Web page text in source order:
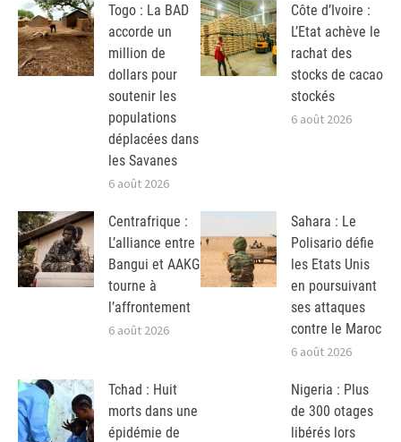
Togo : La BAD
accorde un
million de
dollars pour
soutenir les
populations
déplacées dans
les Savanes
6 août 2026
Côte d’Ivoire :
L’Etat achève le
rachat des
stocks de cacao
stockés
6 août 2026
Centrafrique :
L’alliance entre
Bangui et AAKG
tourne à
l’affrontement
6 août 2026
Sahara : Le
Polisario défie
les Etats Unis
en poursuivant
ses attaques
contre le Maroc
6 août 2026
Tchad : Huit
morts dans une
épidémie de
Nigeria : Plus
de 300 otages
libérés lors